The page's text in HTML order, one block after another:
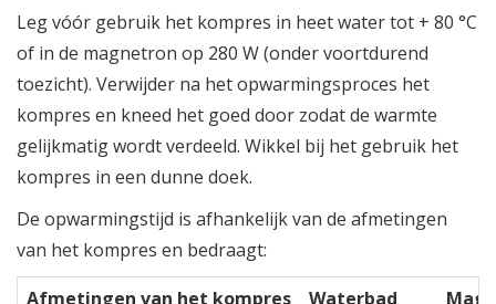
Leg vóór gebruik het kompres in heet water tot + 80 °C
of in de magnetron op 280 W (onder voortdurend
toezicht). Verwijder na het opwarmingsproces het
kompres en kneed het goed door zodat de warmte
gelijkmatig wordt verdeeld. Wikkel bij het gebruik het
kompres in een dunne doek.
De opwarmingstijd is afhankelijk van de afmetingen
van het kompres en bedraagt:
Afmetingen van het kompres
Waterbad